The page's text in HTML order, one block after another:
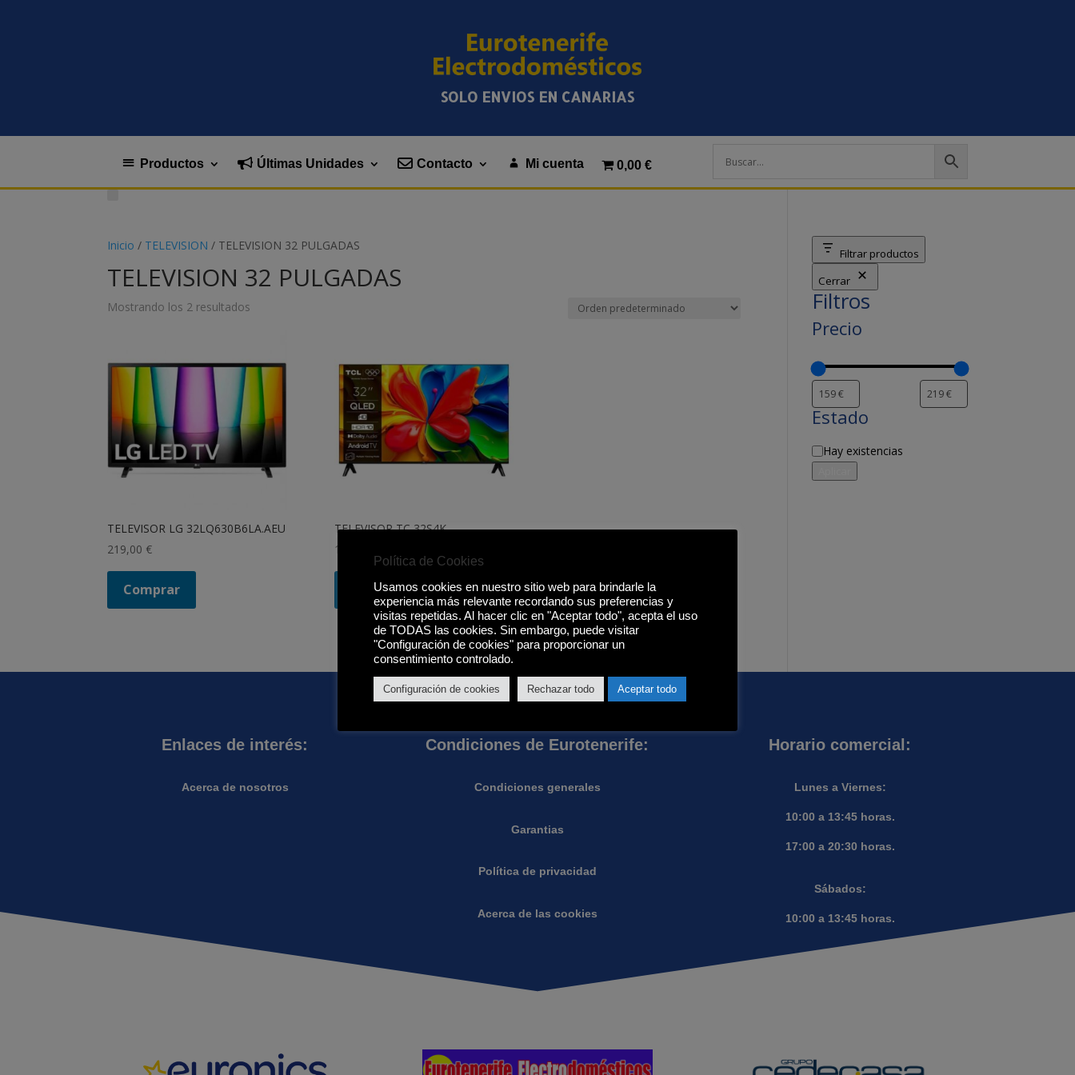
SOLO ENVIOS EN CANARIAS
Productos Últimas Unidades Contacto Mi cuenta 0,00 €
Inicio / TELEVISION / TELEVISION 32 PULGADAS
TELEVISION 32 PULGADAS
Mostrando los 2 resultados
TELEVISOR LG 32LQ630B6LA.AEU
219,00 €
Comprar
TELEVISOR TC 32S4K
159,00
Comprar
Filtrar productos
Cerrar
Filtros
Precio
Estado
Disponibilidad
Hay existencias
Enlaces de interés:
Acerca de nosotros
Condiciones de Eurotenerife:
Condiciones generales
Garantias
Política de privacidad
Acerca de las cookies
Horario comercial:
Lunes a Viernes:
10:00 a 13:45 horas.
17:00 a 20:30 horas.
Sábados:
10:00 a 13:45 horas.
Política de Cookies
Usamos cookies en nuestro sitio web para brindarle la
experiencia más relevante recordando sus preferencias y
visitas repetidas. Al hacer clic en "Aceptar todo", acepta el uso
de TODAS las cookies. Sin embargo, puede visitar
"Configuración de cookies" para proporcionar un
consentimiento controlado.
Configuración de cookies Rechazar todo Aceptar todo